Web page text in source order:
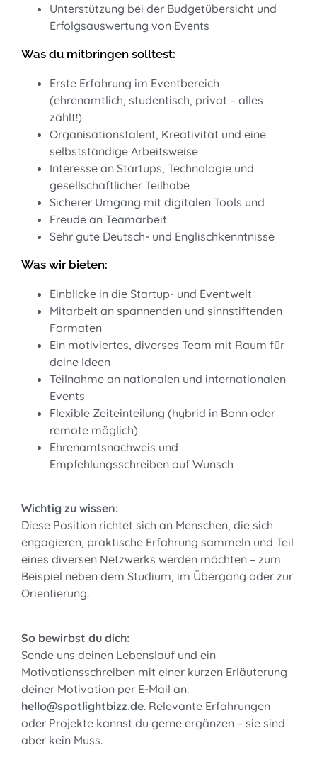
Unterstützung bei der Budgetübersicht und
Erfolgsauswertung von Events
Was du mitbringen solltest:
Erste Erfahrung im Eventbereich
(ehrenamtlich, studentisch, privat – alles
zählt!)
Organisationstalent, Kreativität und eine
selbstständige Arbeitsweise
Interesse an Startups, Technologie und
gesellschaftlicher Teilhabe
Sicherer Umgang mit digitalen Tools und
Freude an Teamarbeit
Sehr gute Deutsch- und Englischkenntnisse
Was wir bieten:
Einblicke in die Startup- und Eventwelt
Mitarbeit an spannenden und sinnstiftenden
Formaten
Ein motiviertes, diverses Team mit Raum für
deine Ideen
Teilnahme an nationalen und internationalen
Events
Flexible Zeiteinteilung (hybrid in Bonn oder
remote möglich)
Ehrenamtsnachweis und
Empfehlungsschreiben auf Wunsch
Wichtig zu wissen:
Diese Position richtet sich an Menschen, die sich
engagieren, praktische Erfahrung sammeln und Teil
eines diversen Netzwerks werden möchten – zum
Beispiel neben dem Studium, im Übergang oder zur
Orientierung.
So bewirbst du dich:
Sende uns deinen Lebenslauf und ein
Motivationsschreiben mit einer kurzen Erläuterung
deiner Motivation per E-Mail an:
hello@spotlightbizz.de. Relevante Erfahrungen
oder Projekte kannst du gerne ergänzen – sie sind
aber kein Muss.